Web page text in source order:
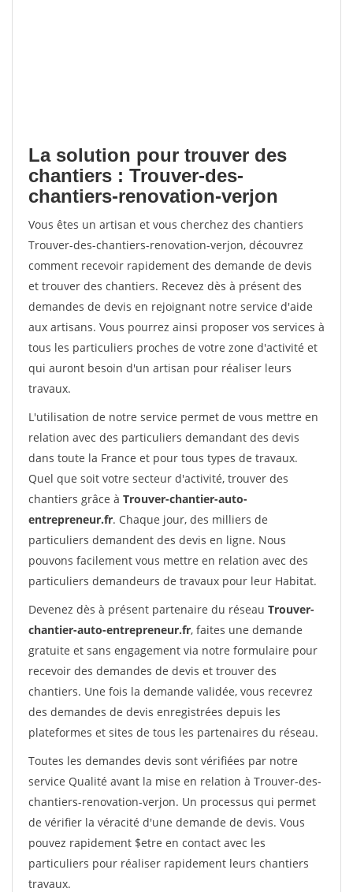
La solution pour trouver des
chantiers : Trouver-des-
chantiers-renovation-verjon
Vous êtes un artisan et vous cherchez des chantiers
Trouver-des-chantiers-renovation-verjon, découvrez
comment recevoir rapidement des demande de devis
et trouver des chantiers. Recevez dès à présent des
demandes de devis en rejoignant notre service d'aide
aux artisans. Vous pourrez ainsi proposer vos services à
tous les particuliers proches de votre zone d'activité et
qui auront besoin d'un artisan pour réaliser leurs
travaux.
L'utilisation de notre service permet de vous mettre en
relation avec des particuliers demandant des devis
dans toute la France et pour tous types de travaux.
Quel que soit votre secteur d'activité, trouver des
chantiers grâce à Trouver-chantier-auto-
entrepreneur.fr. Chaque jour, des milliers de
particuliers demandent des devis en ligne. Nous
pouvons facilement vous mettre en relation avec des
particuliers demandeurs de travaux pour leur Habitat.
Devenez dès à présent partenaire du réseau Trouver-
chantier-auto-entrepreneur.fr, faites une demande
gratuite et sans engagement via notre formulaire pour
recevoir des demandes de devis et trouver des
chantiers. Une fois la demande validée, vous recevrez
des demandes de devis enregistrées depuis les
plateformes et sites de tous les partenaires du réseau.
Toutes les demandes devis sont vérifiées par notre
service Qualité avant la mise en relation à Trouver-des-
chantiers-renovation-verjon. Un processus qui permet
de vérifier la véracité d'une demande de devis. Vous
pouvez rapidement $etre en contact avec les
particuliers pour réaliser rapidement leurs chantiers
travaux.